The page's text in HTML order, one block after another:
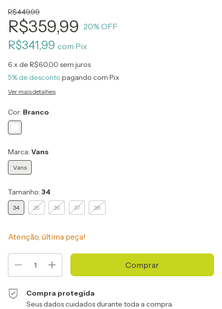
R$449,99
R$359,99 20% OFF
R$341,99 com Pix
6 x de R$60,00 sem juros
5% de desconto pagando com Pix
Ver mais detalhes
Cor: Branco
Marca: Vans
Vans
Tamanho: 34
34 35 36 37 38
Atenção, última peça!
Compra protegida
Seus dados cuidados durante toda a compra.